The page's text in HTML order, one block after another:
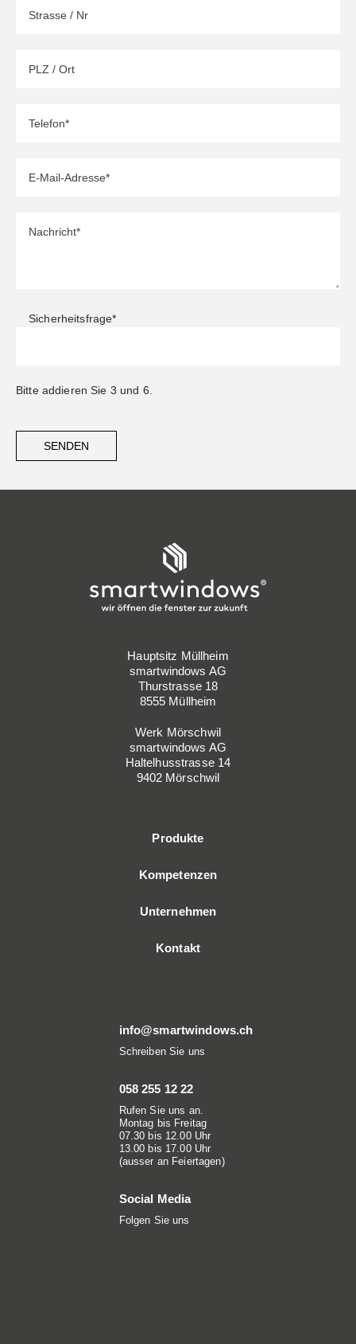
Sicherheitsfrage*
Bitte addieren Sie 3 und 6.
SENDEN
Hauptsitz Müllheim
smartwindows AG
Thurstrasse 18
8555 Müllheim
Werk Mörschwil
smartwindows AG
Haltelhusstrasse 14
9402 Mörschwil
Produkte
Kompetenzen
Unternehmen
Kontakt
info@smartwindows.ch
Schreiben Sie uns
058 255 12 22
Rufen Sie uns an.
Montag bis Freitag
07.30 bis 12.00 Uhr
13.00 bis 17.00 Uhr
(ausser an Feiertagen)
Social Media
Folgen Sie uns